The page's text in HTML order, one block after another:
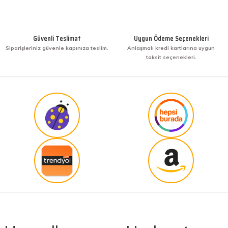
veriş yaptım. İşine sahip çıkmak ve işini hakkıyla
hızlı teslimat ve güvenirlik ne derseniz var.
K... G... | 09/10/2025
Uygun fiyat,kaliteli ürün
Osman Bilge | 20/06/2025
Kalın misina ile uyumlumudur
Güvenli Teslimat
Siparişleriniz güvenle kapınıza teslim.
Uygun Ödeme Seçenekleri
Anlaşmalı kredi kartlarına uygun
taksit seçenekleri.